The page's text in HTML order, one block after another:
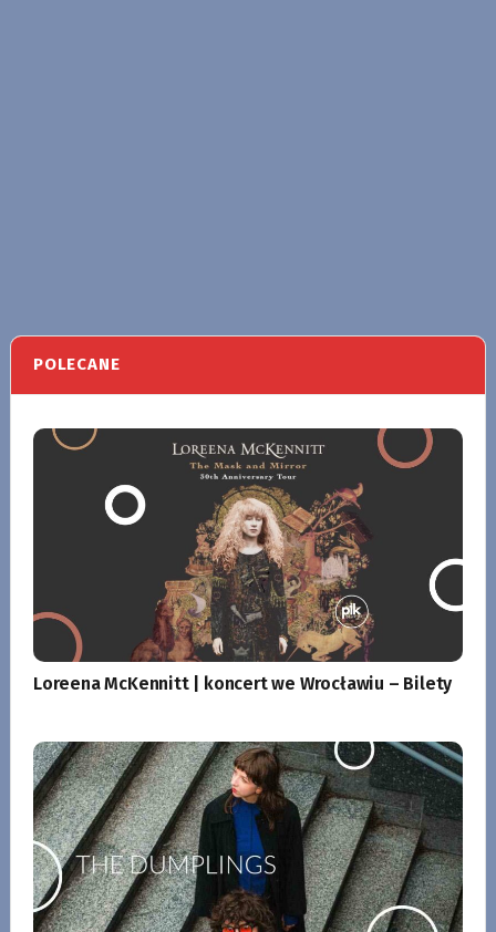
POLECANE
Loreena McKennitt | koncert we Wrocławiu – Bilety